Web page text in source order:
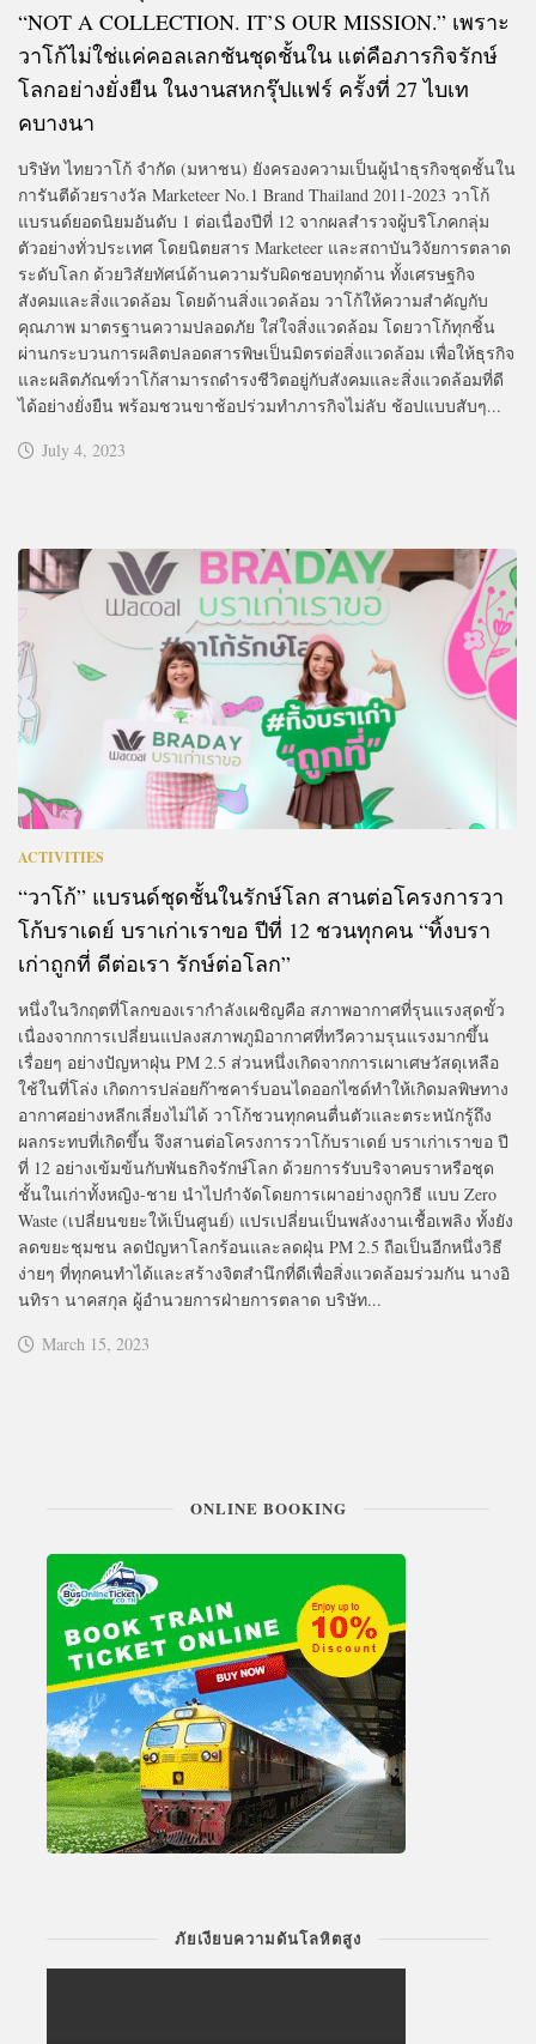
“NOT A COLLECTION. IT’S OUR MISSION.” เพราะ
วาโก้ไม่ใช่แค่คอลเลกชันชุดชั้นใน แต่คือภารกิจรักษ์
โลกอย่างยั่งยืน ในงานสหกรุ๊ปแฟร์ ครั้งที่ 27 ไบเท
คบางนา
บริษัท ไทยวาโก้ จำกัด (มหาชน) ยังครองความเป็นผู้นำธุรกิจชุดชั้นใน
การันตีด้วยรางวัล Marketeer No.1 Brand Thailand 2011-2023 วาโก้
แบรนด์ยอดนิยมอันดับ 1 ต่อเนื่องปีที่ 12 จากผลสำรวจผู้บริโภคกลุ่ม
ตัวอย่างทั่วประเทศ โดยนิตยสาร Marketeer และสถาบันวิจัยการตลาด
ระดับโลก ด้วยวิสัยทัศน์ด้านความรับผิดชอบทุกด้าน ทั้งเศรษฐกิจ
สังคมและสิ่งแวดล้อม โดยด้านสิ่งแวดล้อม วาโก้ให้ความสำคัญกับ
คุณภาพ มาตรฐานความปลอดภัย ใส่ใจสิ่งแวดล้อม โดยวาโก้ทุกชิ้น
ผ่านกระบวนการผลิตปลอดสารพิษเป็นมิตรต่อสิ่งแวดล้อม เพื่อให้ธุรกิจ
และผลิตภัณฑ์วาโก้สามารถดำรงชีวิตอยู่กับสังคมและสิ่งแวดล้อมที่ดี
ได้อย่างยั่งยืน พร้อมชวนขาช้อปร่วมทำภารกิจไม่ลับ ช้อปแบบสับๆ...
July 4, 2023
ACTIVITIES
“วาโก้” แบรนด์ชุดชั้นในรักษ์โลก สานต่อโครงการวา
โก้บราเดย์ บราเก่าเราขอ ปีที่ 12 ชวนทุกคน “ทิ้งบรา
เก่าถูกที่ ดีต่อเรา รักษ์ต่อโลก”
หนึ่งในวิกฤตที่โลกของเรากำลังเผชิญคือ สภาพอากาศที่รุนแรงสุดขั้ว
เนื่องจากการเปลี่ยนแปลงสภาพภูมิอากาศที่ทวีความรุนแรงมากขึ้น
เรื่อยๆ อย่างปัญหาฝุ่น PM 2.5 ส่วนหนึ่งเกิดจากการเผาเศษวัสดุเหลือ
ใช้ในที่โล่ง เกิดการปล่อยก๊าซคาร์บอนไดออกไซด์ทำให้เกิดมลพิษทาง
อากาศอย่างหลีกเลี่ยงไม่ได้ วาโก้ชวนทุกคนตื่นตัวและตระหนักรู้ถึง
ผลกระทบที่เกิดขึ้น จึงสานต่อโครงการวาโก้บราเดย์ บราเก่าเราขอ ปี
ที่ 12 อย่างเข้มข้นกับพันธกิจรักษ์โลก ด้วยการรับบริจาคบราหรือชุด
ชั้นในเก่าทั้งหญิง-ชาย นำไปกำจัดโดยการเผาอย่างถูกวิธี แบบ Zero
Waste (เปลี่ยนขยะให้เป็นศูนย์) แปรเปลี่ยนเป็นพลังงานเชื้อเพลิง ทั้งยัง
ลดขยะชุมชน ลดปัญหาโลกร้อนและลดฝุ่น PM 2.5 ถือเป็นอีกหนึ่งวิธี
ง่ายๆ ที่ทุกคนทำได้และสร้างจิตสำนึกที่ดีเพื่อสิ่งแวดล้อมร่วมกัน นางอิ
นทิรา นาคสกุล ผู้อำนวยการฝ่ายการตลาด บริษัท...
March 15, 2023
ONLINE BOOKING
ภัยเงียบความดันโลหิตสูง